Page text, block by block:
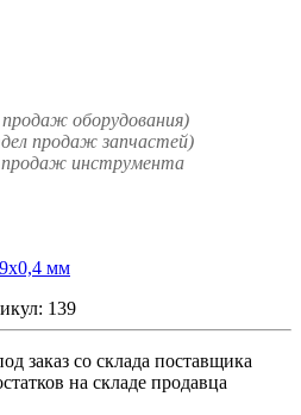
оборудования)
продаж запчастей)
инструмента
139
заказ со склада поставщика
на складе продавца